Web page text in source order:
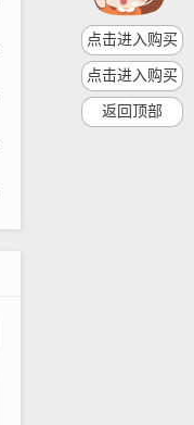
点击进入购买
点击进入购买
返回顶部